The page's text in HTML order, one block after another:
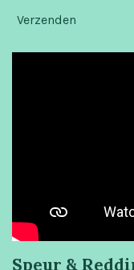
Verzenden
Speur &